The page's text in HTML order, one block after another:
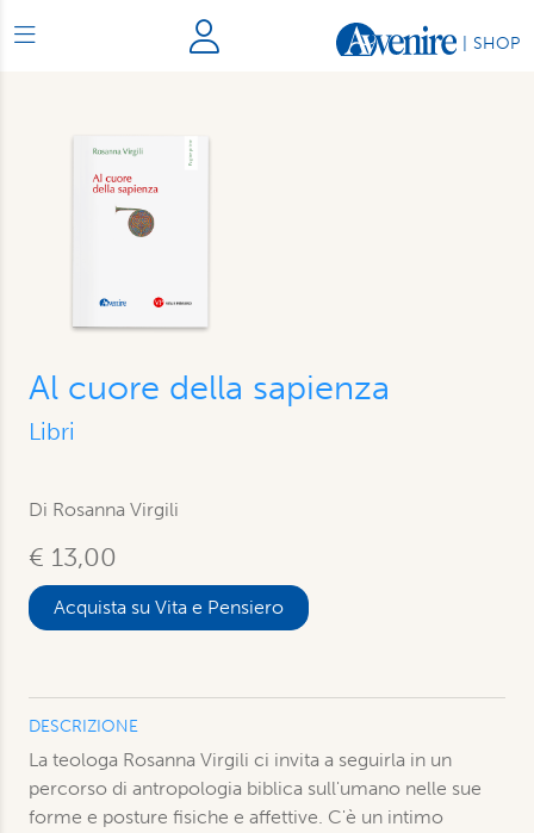
SHOP
Al cuore della sapienza
Libri
Di Rosanna Virgili
€ 13,00
Acquista su Vita e Pensiero
DESCRIZIONE
La teologa Rosanna Virgili ci invita a seguirla in un
percorso di antropologia biblica sull'umano nelle sue
forme e posture fisiche e affettive. C'è un intimo